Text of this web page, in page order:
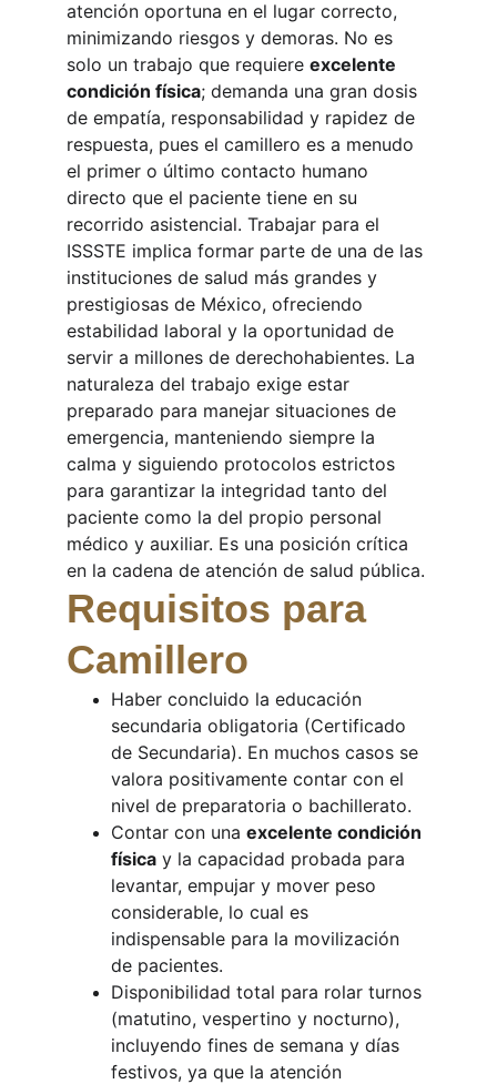
atención oportuna en el lugar correcto,
minimizando riesgos y demoras. No es
solo un trabajo que requiere excelente
condición física; demanda una gran dosis
de empatía, responsabilidad y rapidez de
respuesta, pues el camillero es a menudo
el primer o último contacto humano
directo que el paciente tiene en su
recorrido asistencial. Trabajar para el
ISSSTE implica formar parte de una de las
instituciones de salud más grandes y
prestigiosas de México, ofreciendo
estabilidad laboral y la oportunidad de
servir a millones de derechohabientes. La
naturaleza del trabajo exige estar
preparado para manejar situaciones de
emergencia, manteniendo siempre la
calma y siguiendo protocolos estrictos
para garantizar la integridad tanto del
paciente como la del propio personal
médico y auxiliar. Es una posición crítica
en la cadena de atención de salud pública.
Requisitos para
Camillero
Haber concluido la educación
secundaria obligatoria (Certificado
de Secundaria). En muchos casos se
valora positivamente contar con el
nivel de preparatoria o bachillerato.
Contar con una excelente condición
física y la capacidad probada para
levantar, empujar y mover peso
considerable, lo cual es
indispensable para la movilización
de pacientes.
Disponibilidad total para rolar turnos
(matutino, vespertino y nocturno),
incluyendo fines de semana y días
festivos, ya que la atención